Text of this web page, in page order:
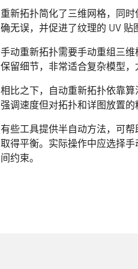
重新拓扑简化了三维网格，同
确无误，并促进了纹理的 UV 贴
手动重新拓扑需要手动重组三
保留细节，非常适合复杂模型，
相比之下，自动重新拓扑依靠
强调速度但对拓扑和详图放置的
有些工具提供半自动方法，可
取得平衡。实际操作中应选择
间约束。